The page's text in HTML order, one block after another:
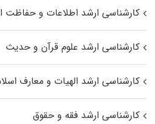
کارشناسی ارشد اطلاعات و حفاظت
کارشناسی ارشد علوم قرآن و حدیث
کارشناسی ارشد الهیات و معارف
کارشناسی ارشد فقه و حقوق